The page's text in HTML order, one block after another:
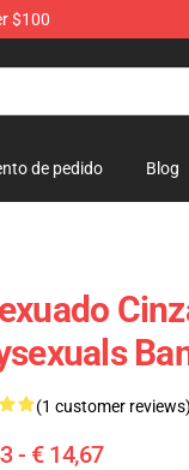
$100
de pedido Blog
(1 customer reviews)
- € 14,67